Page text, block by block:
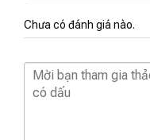
Chưa có đánh giá nào.